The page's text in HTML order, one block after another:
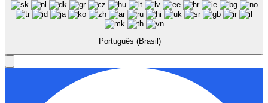
Português (Brasil)